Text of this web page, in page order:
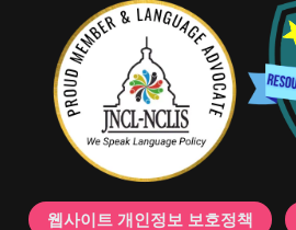
웹사이트 개인정보 보호정책